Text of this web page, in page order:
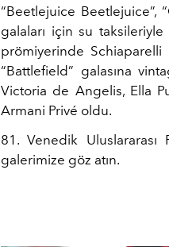
“Beetlejuice Beetlejuice”,
galaları için su
prömiyerinde Schiaparelli
“Battlefield” galasına
Victoria de Angelis, Ella
Armani Privé oldu.
81. Venedik Uluslararası
galerimize göz atın.